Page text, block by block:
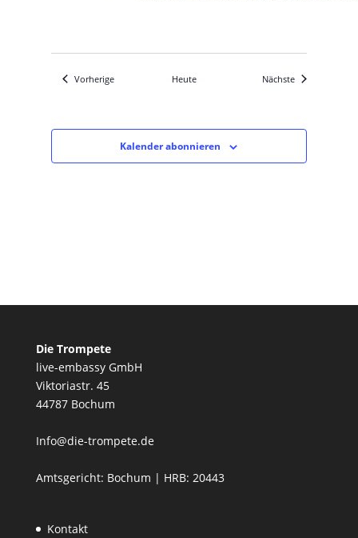
VorherigeVeranstaltungenHeute Nächste
Kalender abonnieren
Die Trompete
live-embassy GmbH
Viktoriastr. 45
44787 Bochum
Info@die-trompete.de
Amtsgericht: Bochum | HRB: 20443
Kontakt